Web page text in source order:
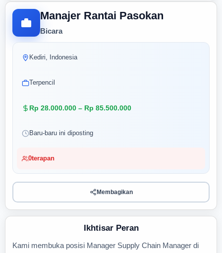
Manajer Rantai Pasokan
Bicara
Kediri, Indonesia
Terpencil
Rp 28.000.000 – Rp 85.500.000
Baru-baru ini diposting
0terapan
Membagikan
Ikhtisar Peran
Kami membuka posisi Manager Supply Chain Manager di